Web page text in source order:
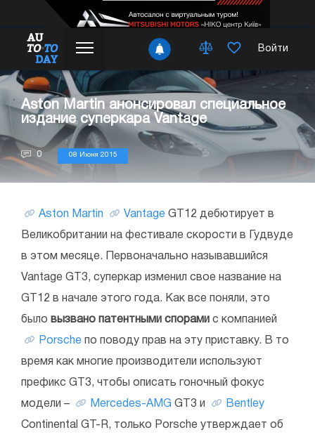
Войти
Aston Martin анонсировал специальное
издание суперкара Vantage
0 08 Июня 2015
Aston Martin Vantage GT12 дебютирует в
Великобритании на фестивале скорости в Гудвуде
в этом месяце. Первоначально называвшийся
Vantage GT3, суперкар изменил свое название на
GT12 в начале этого года. Как все поняли, это
было вызвано патентными спорами с компанией
Porsche по поводу прав на эту приставку. В то
время как многие производители используют
префикс GT3, чтобы описать гоночный фокус
модели – Mercedes-AMG GT3 и Bentley
Continental GT-R, только Porsche утверждает об